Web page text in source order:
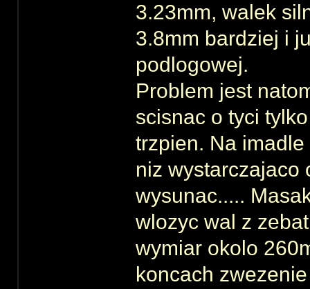
3.23mm, walek
3.8mm bardziej i
podlogowej.
Problem jest
scisnac o tyci
trzpien. Na
niz wystarczajaco
wysunac.....
wlozyc wal z
wymiar okolo
koncach